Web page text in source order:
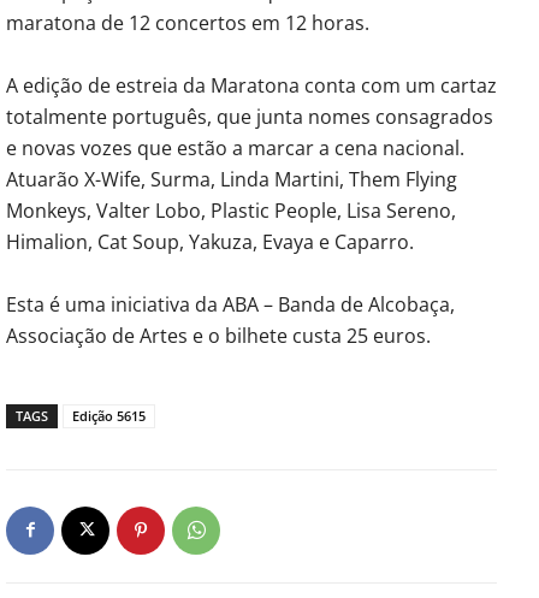
maratona de 12 concertos em 12 horas.
A edição de estreia da Maratona conta com um cartaz
totalmente português, que junta nomes consagrados
e novas vozes que estão a marcar a cena nacional.
Atuarão X-Wife, Surma, Linda Martini, Them Flying
Monkeys, Valter Lobo, Plastic People, Lisa Sereno,
Himalion, Cat Soup, Yakuza, Evaya e Caparro.
Esta é uma iniciativa da ABA – Banda de Alcobaça,
Associação de Artes e o bilhete custa 25 euros.
TAGS Edição 5615